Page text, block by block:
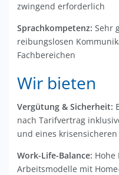
zwingend erforderlich
Sprachkompetenz: Sehr
reibungslosen
Fachbereichen
Wir bieten
Vergütung & Sicherheit:
nach Tarifvertrag
und eines
Work-Life-Balance:
Arbeitsmodelle mit